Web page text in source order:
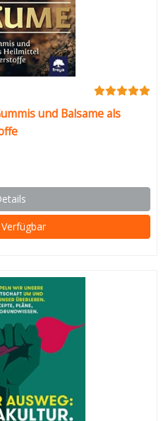
und Balsame als